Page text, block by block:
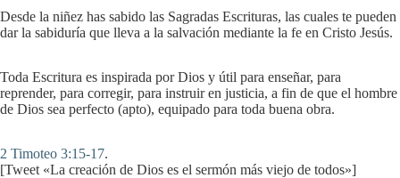
Desde la niñez has sabido las Sagradas Escrituras, las cuales te pueden
dar la sabiduría que lleva a la salvación mediante la fe en Cristo Jesús.
Toda Escritura es inspirada por Dios y útil para enseñar, para
reprender, para corregir, para instruir en justicia, a fin de que el hombre
de Dios sea perfecto (apto), equipado para toda buena obra.
2 Timoteo 3:15-17.
[Tweet «La creación de Dios es el sermón más viejo de todos»]